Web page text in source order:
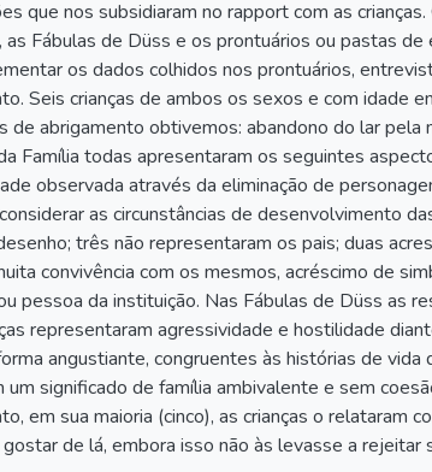
que nos subsidiaram no rapport com as
as Fábulas de Düss e os prontuários ou pastas
os dados colhidos nos prontuários,
Seis crianças de ambos os sexos e com idade
de abrigamento obtivemos: abandono do lar pela
Família todas apresentaram os seguintes
observada através da eliminação de
as circunstâncias de desenvolvimento
três não representaram os pais; duas
convivência com os mesmos, acréscimo de
pessoa da instituição. Nas Fábulas de Düss as
representaram agressividade e hostilidade
angustiante, congruentes às histórias de
um significado de família ambivalente e sem
em sua maioria (cinco), as crianças o relataram
de lá, embora isso não às levasse a rejeitar